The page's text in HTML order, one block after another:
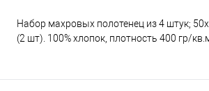
Набор махровых полотенец из 4 штук;
(2 шт). 100% хлопок, плотность 400 гр/